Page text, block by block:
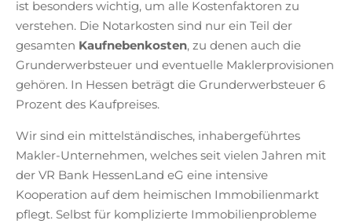
ist besonders wichtig, um alle Kostenfaktoren zu
verstehen. Die Notarkosten sind nur ein Teil der
gesamten Kaufnebenkosten, zu denen auch die
Grunderwerbsteuer und eventuelle Maklerprovisionen
gehören. In Hessen beträgt die Grunderwerbsteuer 6
Prozent des Kaufpreises.
Wir sind ein mittelständisches, inhabergeführtes
Makler-Unternehmen, welches seit vielen Jahren mit
der VR Bank HessenLand eG eine intensive
Kooperation auf dem heimischen Immobilienmarkt
pflegt. Selbst für komplizierte Immobilienprobleme